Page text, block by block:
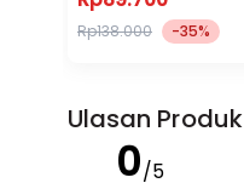
Rp138.000 -35%
Ulasan Produk
0/5